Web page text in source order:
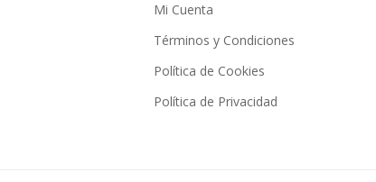
Mi Cuenta
Términos y Condiciones
Política de Cookies
Política de Privacidad